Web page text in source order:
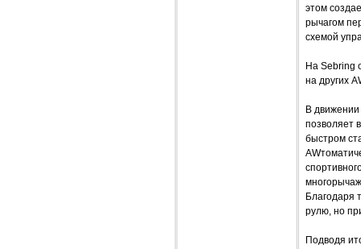
этом
рычагом
схемой
На Sebring
на других
В
позволяет
быстром
Благодаря
рулю, но
Подводя